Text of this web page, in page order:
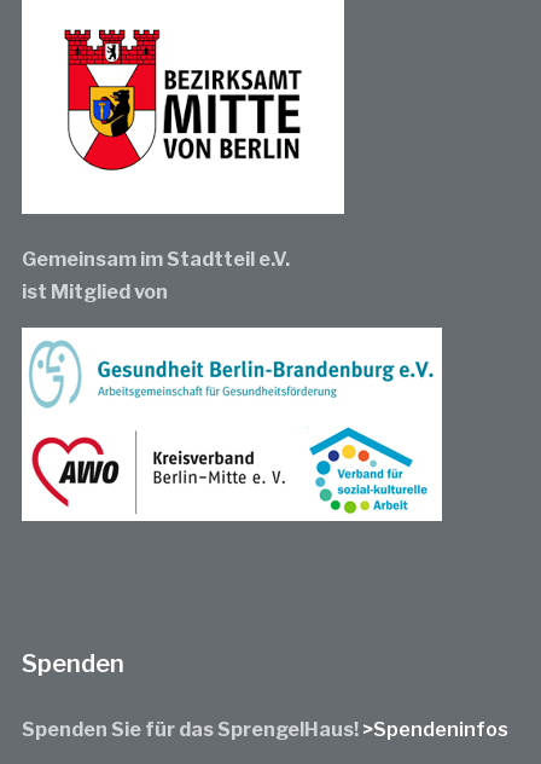
Gemeinsam im Stadtteil e.V.
ist Mitglied von
Spenden
Spenden Sie für das SprengelHaus! >Spendeninfos